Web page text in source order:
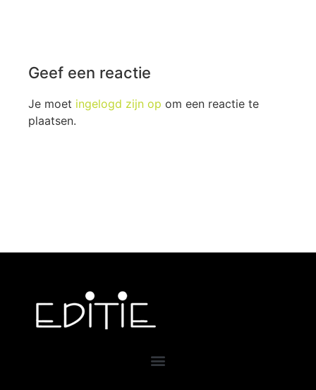
Geef een reactie
Je moet ingelogd zijn op om een reactie te
plaatsen.